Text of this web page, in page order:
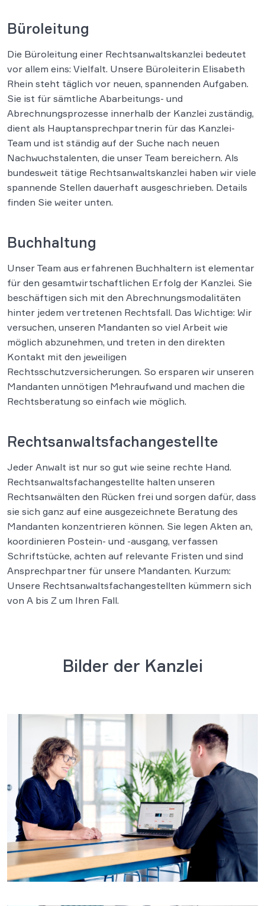
Büroleitung
Die Büroleitung einer Rechtsanwaltskanzlei bedeutet
vor allem eins: Vielfalt. Unsere Büroleiterin Elisabeth
Rhein steht täglich vor neuen, spannenden Aufgaben.
Sie ist für sämtliche Abarbeitungs- und
Abrechnungsprozesse innerhalb der Kanzlei zuständig,
dient als Hauptansprechpartnerin für das Kanzlei-
Team und ist ständig auf der Suche nach neuen
Nachwuchstalenten, die unser Team bereichern. Als
bundesweit tätige Rechtsanwaltskanzlei haben wir viele
spannende Stellen dauerhaft ausgeschrieben. Details
finden Sie weiter unten.
Buchhaltung
Unser Team aus erfahrenen Buchhaltern ist elementar
für den gesamtwirtschaftlichen Erfolg der Kanzlei. Sie
beschäftigen sich mit den Abrechnungsmodalitäten
hinter jedem vertretenen Rechtsfall. Das Wichtige: Wir
versuchen, unseren Mandanten so viel Arbeit wie
möglich abzunehmen, und treten in den direkten
Kontakt mit den jeweiligen
Rechtsschutzversicherungen. So ersparen wir unseren
Mandanten unnötigen Mehraufwand und machen die
Rechtsberatung so einfach wie möglich.
Rechtsanwaltsfachangestellte
Jeder Anwalt ist nur so gut wie seine rechte Hand.
Rechtsanwaltsfachangestellte halten unseren
Rechtsanwälten den Rücken frei und sorgen dafür, dass
sie sich ganz auf eine ausgezeichnete Beratung des
Mandanten konzentrieren können. Sie legen Akten an,
koordinieren Postein- und -ausgang, verfassen
Schriftstücke, achten auf relevante Fristen und sind
Ansprechpartner für unsere Mandanten. Kurzum:
Unsere Rechtsanwaltsfachangestellten kümmern sich
von A bis Z um Ihren Fall.
Bilder der Kanzlei